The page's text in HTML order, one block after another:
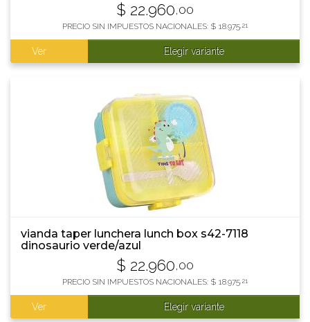
$ 22.960,00
PRECIO SIN IMPUESTOS NACIONALES: $ 18.975 ,21
Ver Elegir variante
vianda taper lunchera lunch box s42-7118
dinosaurio verde/azul
$ 22.960,00
PRECIO SIN IMPUESTOS NACIONALES: $ 18.975 ,21
Ver Elegir variante